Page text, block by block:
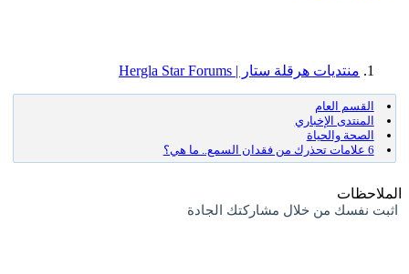
منتديات هرقلة ستار | Hergla Star Forums
القسم العام
المنتدى الإخباري
الصحة والحياة
6 علامات تحذرك من فقدان السمع.. ما هي؟
الملاحظات
اثبت نفسك من خلال مشاركتك الجادة